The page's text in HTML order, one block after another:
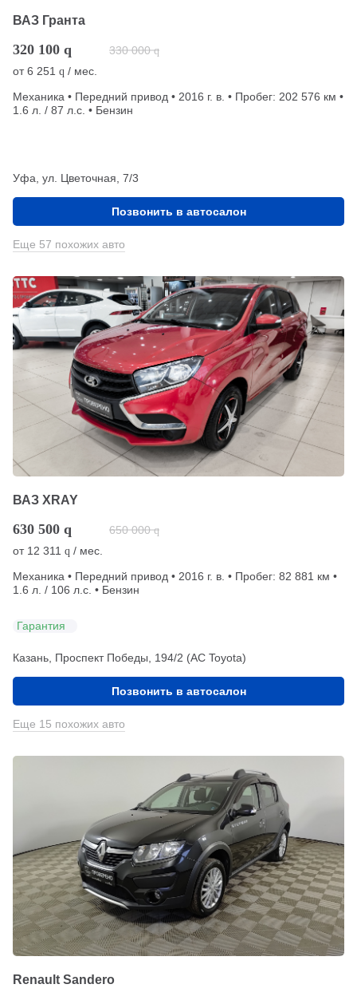
ВАЗ Гранта
320 100 q 330 000 q
от6 251 q / мес.
Механика • Передний привод • 2016 г. в. • Пробег: 202 576 км •
1.6 л. / 87 л.с. • Бензин
Уфа, ул. Цветочная, 7/3
Позвонить в автосалон
Еще 57 похожих авто
ВАЗ XRAY
630 500 q 650 000 q
от 12 311 q / мес.
Механика • Передний привод • 2016 г. в. • Пробег: 82 881 км •
1.6 л. / 106 л.с. • Бензин
Гарантия
Казань, Проспект Победы, 194/2 (АС Toyota)
Позвонить в автосалон
Еще 15 похожих авто
Renault Sandero